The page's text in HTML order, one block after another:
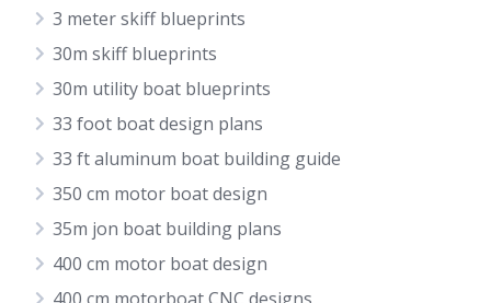
3 meter skiff blueprints
30m skiff blueprints
30m utility boat blueprints
33 foot boat design plans
33 ft aluminum boat building guide
350 cm motor boat design
35m jon boat building plans
400 cm motor boat design